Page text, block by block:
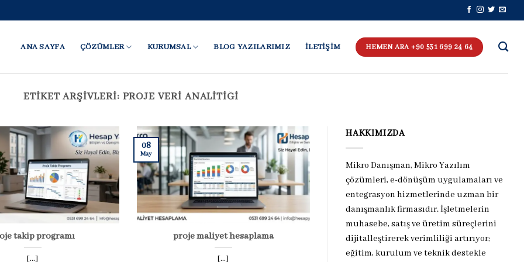
ANA SAYFA ÇÖZÜMLER KURUMSAL BLOG YAZILARIMIZ İLETİŞİM HEMEN ARA +90 531 699 24 64
ETIKET ARŞIVLERI: PROJE VERI ANALITIĞI
takip programı
[...]
proje maliyet hesaplama
[...]
08
May
HAKKIMIZDA
Mikro Danışman, Mikro Yazılım
çözümleri, e-dönüşüm uygulamaları ve
entegrasyon hizmetlerinde uzman bir
danışmanlık firmasıdır. İşletmelerin
muhasebe, satış ve üretim süreçlerini
dijitalleştirerek verimliliği artırıyor;
eğitim, kurulum ve teknik destekle